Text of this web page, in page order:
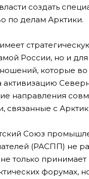
создать
по делам Арктики.
России, но и
которые
активизацию
направления
связанные с
Союз
(РАСПП) не
не только
форумах,